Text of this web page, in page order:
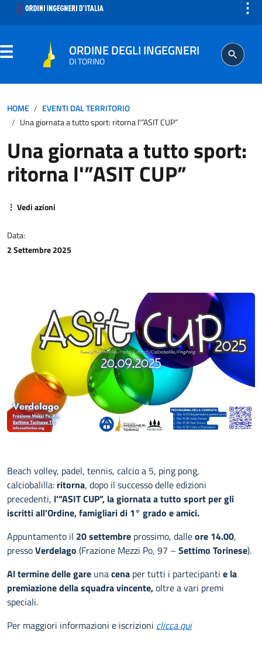
⋮
ORDINE DEGLI INGEGNERI
DI TORINO
ISCRITTO
HOME
EVENTI DAL TERRITORIO
Una giornata a tutto sport: ritorna l'”ASIT CUP”
Una giornata a tutto sport:
ritorna l'”ASIT CUP”
⋮ Vedi azioni
Data:
2 Settembre 2025
Beach volley, padel, tennis, calcio a 5, ping pong,
calciobalilla: ritorna, dopo il successo delle edizioni
precedenti, l'”ASIT CUP”, la giornata a tutto sport per gli
iscritti all’Ordine, famigliari di 1° grado e amici.
Appuntamento il 20 settembre prossimo, dalleore 14.00,
pressoVerdelago (Frazione Mezzi Po, 97 – Settimo Torinese).
Al termine delle gare unacena per tutti i partecipanti e la
premiazione della squadra vincente,oltre a vari premi
speciali.
Per maggiori informazioni e iscrizioni clicca qui